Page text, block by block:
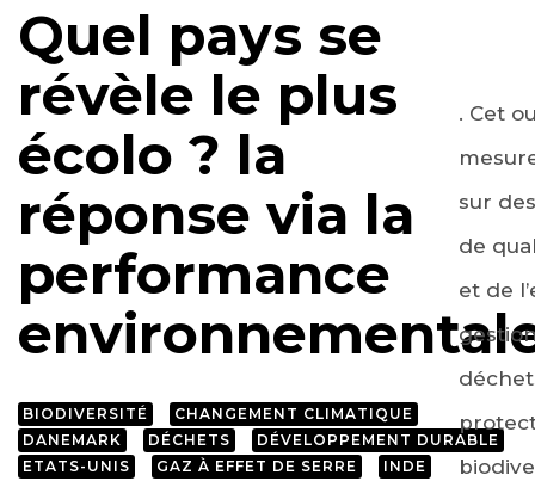
Quel pays se
révèle le plus
écolo ? la
réponse via la
performance
BIODIVERSITÉ
CHANGEMENT CLIMATIQUE
DANEMARK
DÉCHETS
DÉVELOPPEMENT DURABLE
ETATS-UNIS
GAZ À EFFET DE SERRE
INDE
. Cet
sur
de
et de